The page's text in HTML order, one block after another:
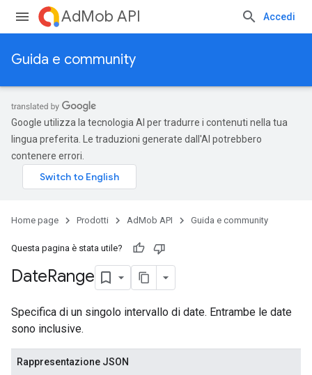
AdMob API Accedi
Guida e community
Google utilizza la tecnologia AI per tradurre i contenuti nella tua
lingua preferita. Le traduzioni generate dall'AI potrebbero
contenere errori.
Home page Prodotti AdMob API Guida e community
Questa pagina è stata utile?
DateRange
Specifica di un singolo intervallo di date. Entrambe le date
sono inclusive.
Rappresentazione JSON